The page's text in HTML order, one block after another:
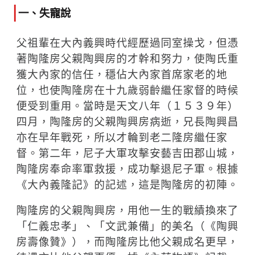
一、失寵說
父祖輩在大內義興時代經歷過同室操戈，但憑
著陶隆房父親陶興房的才幹和努力，使陶氏重
獲大內家的信任，穩佔大內家首席家老的地
位，也使陶隆房在十九歲弱齡繼任家督的時候
便受到重用。當時是天文八年（１５３９年）
四月，陶隆房的父親陶興房病逝，兄長陶興昌
亦在早年戰死，所以才輪到老二隆房繼任家
督。第二年，尼子大軍攻擊安藝吉田郡山城，
陶隆房奉命率軍救援，成功擊退尼子軍。根據
《大內義隆記》的記述，這是陶隆房的初陣。
陶隆房的父親陶興房，用他一生的戰績換來了
「仁義忠孝」、「文武兼備」的美名（《陶興
房壽像贊》），而陶隆房比他父親成名更早，